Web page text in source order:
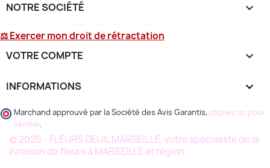
NOTRE SOCIÉTÉ 
⚖ Exercer mon droit de rétractation
VOTRE COMPTE 
INFORMATIONS keyboard_arrow_down
Marchand approuvé par la Société des Avis Garantis, cliquez ici pour
vérifier.
© 2026 - FLEURS DEUIL MARSEILLE, votre spécialiste de la
livraison de fleurs à MARSEILLE et région